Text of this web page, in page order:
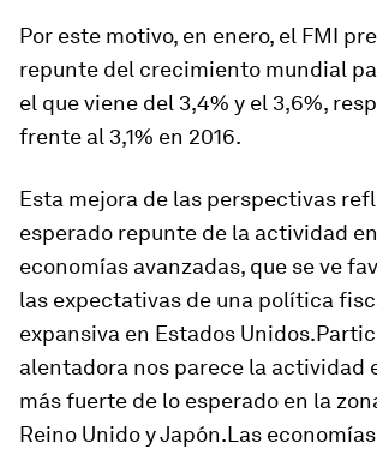
Por este motivo, en enero, el FMI
repunte del crecimiento mundial
el que viene del 3,4% y el 3,6%,
frente al 3,1% en 2016.
Esta mejora de las perspectivas
esperado repunte de la actividad
economías avanzadas, que se ve
las expectativas de una política
expansiva en Estados
alentadora nos parece la actividad
más fuerte de lo esperado en la
Reino Unido y Japón.Las